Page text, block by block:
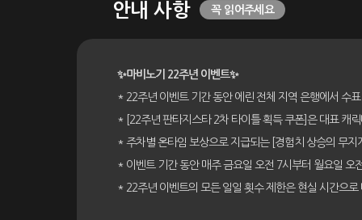
안내 사항 꼭 읽어주세요
✨마비노기 22주년 이벤트✨
* 22주년 이벤트 기간 동안 에린 전체 지역 은행에서 수
* [22주년 판타지스타 2차 타이틀 획득 쿠폰]은 대표 캐
* 주차별 온타임 보상으로 지급되는 [경험치 상승의 무
* 이벤트 기간 동안 매주 금요일 오전 7시부터 월요일
* 22주년 이벤트의 모든 일일 횟수 제한은 현실 시간으